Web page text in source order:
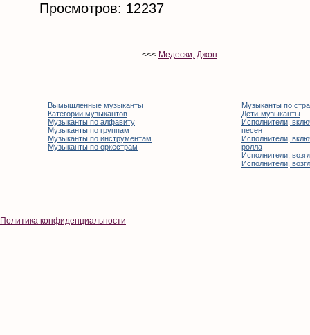
Просмотров: 12237
<<< Медески, Джон
Вымышленные музыканты
Категории музыкантов
Музыканты по алфавиту
Музыканты по группам
Музыканты по инструментам
Музыканты по оркестрам
Музыканты по
Дети-музыканты
Исполнители,
песен
Исполнители,
ролла
Исполнители,
Исполнители,
Политика конфиденциальности